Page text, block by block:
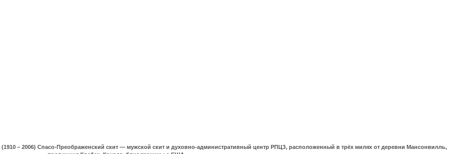
– 2006) Спасо-Преображенский скит — мужской скит и духовно-административный центр РПЦЗ, расположенный в трёх милях от деревни Мансонвилль,